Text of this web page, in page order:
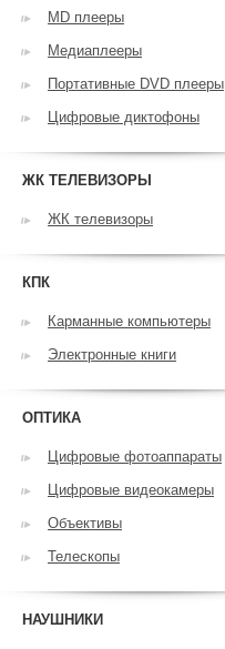
MD плееры
Медиаплееры
Портативные DVD плееры
Цифровые диктофоны
ЖК ТЕЛЕВИЗОРЫ
ЖК телевизоры
КПК
Карманные компьютеры
Электронные книги
ОПТИКА
Цифровые фотоаппараты
Цифровые видеокамеры
Объективы
Телескопы
НАУШНИКИ